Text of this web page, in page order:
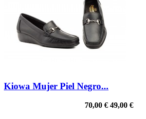
Kiowa Mujer Piel Negro...
70,00 € 49,00 €